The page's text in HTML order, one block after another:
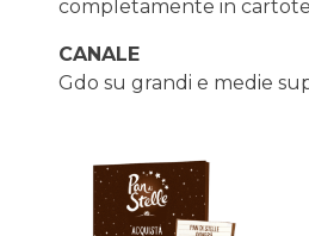
completamente in
CANALE
Gdo su grandi e medie